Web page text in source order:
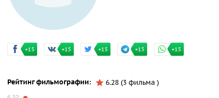
+15 +15 +15 +15 +15
Рейтинг фильмографии: 6.28 (3 фильма )